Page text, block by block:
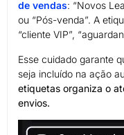
de vendas: “Novos
ou “Pós-venda”. A
“cliente VIP”,
Esse cuidado garante
seja incluído na ação
etiquetas organiza o
envios.